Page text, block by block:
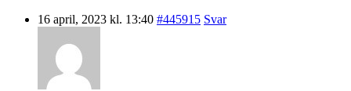
16 april, 2023 kl. 13:40 #445915 Svar